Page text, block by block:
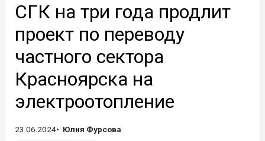
СГК на три года продлит
проект по переводу
частного сектора
Красноярска на
электроотопление
23.06.2024
Юлия Фурсова